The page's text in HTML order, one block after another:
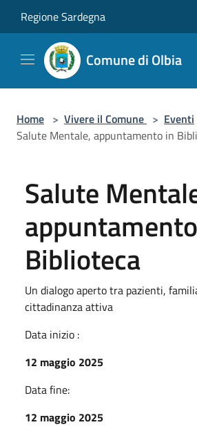
Regione Sardegna
Comune di Olbia
Home > Vivere il Comune > Eventi
Salute Mentale, appuntamento in
Salute
Biblioteca
Un dialogo aperto tra pazienti,
cittadinanza attiva
Data inizio :
12 maggio 2025
Data fine:
12 maggio 2025